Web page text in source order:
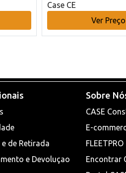
Case CE
Ver Preço
de Retirada
e Devoluçao
Sobre
CASE
E-
FLEETPRO
Encontrar